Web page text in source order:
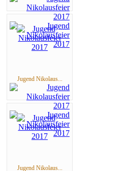
Jugend Nikolaus...
Jugend Nikolaus...